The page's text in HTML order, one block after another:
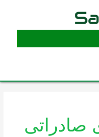
صادراتی